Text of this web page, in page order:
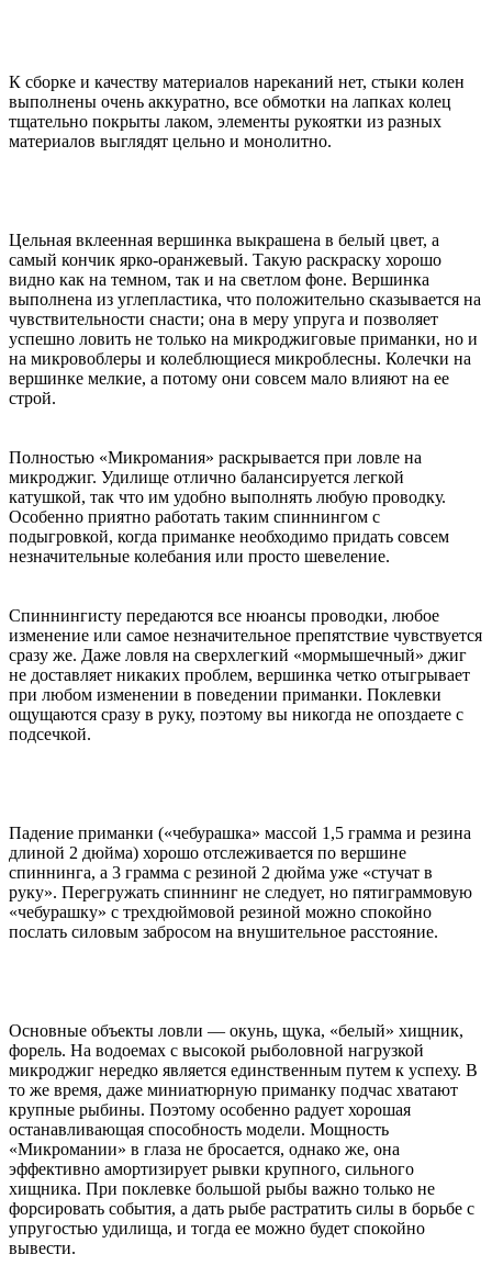
К сборке и качеству материалов нареканий нет, стыки колен
выполнены очень аккуратно, все обмотки на лапках колец
тщательно покрыты лаком, элементы рукоятки из разных
материалов выглядят цельно и монолитно.
Цельная вклеенная вершинка выкрашена в белый цвет, а
самый кончик ярко-оранжевый. Такую раскраску хорошо
видно как на темном, так и на светлом фоне. Вершинка
выполнена из углепластика, что положительно сказывается на
чувствительности снасти; она в меру упруга и позволяет
успешно ловить не только на микроджиговые приманки, но и
на микровоблеры и колеблющиеся микроблесны. Колечки на
вершинке мелкие, а потому они совсем мало влияют на ее
строй.
Полностью «Микромания» раскрывается при ловле на
микроджиг. Удилище отлично балансируется легкой
катушкой, так что им удобно выполнять любую проводку.
Особенно приятно работать таким спиннингом с
подыгровкой, когда приманке необходимо придать совсем
незначительные колебания или просто шевеление.
Спиннингисту передаются все нюансы проводки, любое
изменение или самое незначительное препятствие чувствуется
сразу же. Даже ловля на сверхлегкий «мормышечный» джиг
не доставляет никаких проблем, вершинка четко отыгрывает
при любом изменении в поведении приманки. Поклевки
ощущаются сразу в руку, поэтому вы никогда не опоздаете с
подсечкой.
Падение приманки («чебурашка» массой 1,5 грамма и резина
длиной 2 дюйма) хорошо отслеживается по вершине
спиннинга, а 3 грамма с резиной 2 дюйма уже «стучат в
руку». Перегружать спиннинг не следует, но пятиграммовую
«чебурашку» с трехдюймовой резиной можно спокойно
послать силовым забросом на внушительное расстояние.
Основные объекты ловли — окунь, щука, «белый» хищник,
форель. На водоемах с высокой рыболовной нагрузкой
микроджиг нередко является единственным путем к успеху. В
то же время, даже миниатюрную приманку подчас хватают
крупные рыбины. Поэтому особенно радует хорошая
останавливающая способность модели. Мощность
«Микромании» в глаза не бросается, однако же, она
эффективно амортизирует рывки крупного, сильного
хищника. При поклевке большой рыбы важно только не
форсировать события, а дать рыбе растратить силы в борьбе с
упругостью удилища, и тогда ее можно будет спокойно
вывести.